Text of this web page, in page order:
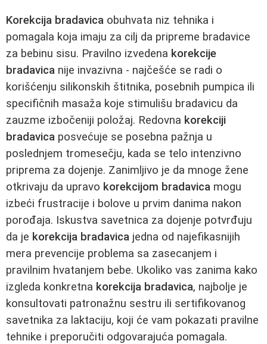
Korekcija bradavica obuhvata niz tehnika i
pomagala koja imaju za cilj da pripreme bradavice
za bebinu sisu. Pravilno izvedena korekcije
bradavica nije invazivna - najčešće se radi o
korišćenju silikonskih štitnika, posebnih pumpica ili
specifičnih masaža koje stimulišu bradavicu da
zauzme izbočeniji položaj. Redovna korekciji
bradavica posvećuje se posebna pažnja u
poslednjem tromesečju, kada se telo intenzivno
priprema za dojenje. Zanimljivo je da mnoge žene
otkrivaju da upravo korekcijom bradavica mogu
izbeći frustracije i bolove u prvim danima nakon
porođaja. Iskustva savetnica za dojenje potvrđuju
da je korekcija bradavica jedna od najefikasnijih
mera prevencije problema sa zasecanjem i
pravilnim hvatanjem bebe. Ukoliko vas zanima kako
izgleda konkretna korekcija bradavica, najbolje je
konsultovati patronažnu sestru ili sertifikovanog
savetnika za laktaciju, koji će vam pokazati pravilne
tehnike i preporučiti odgovarajuća pomagala.